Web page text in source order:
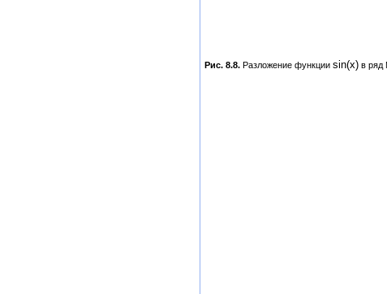
Рис. 8.8. Разложение функции sin(x) в ряд